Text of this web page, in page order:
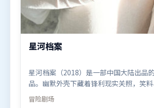
星河档案
星河档案（2018）是一部中国大陆出品
品。幽默外壳下藏着锋利现实关照，笑
一场景里并存。群像刻画各有弧光，配角
推进功能。由宁浩执导，宋康昊、周迅、
冒险剧场